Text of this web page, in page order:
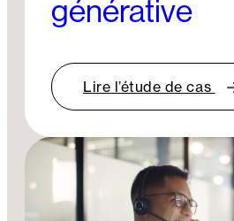
générative
Lire l’étude de cas